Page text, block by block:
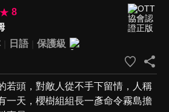
8
日語
保護級
若頭，對敵人從不手下留情，人稱
一天，櫻樹組組長一彥命令霧島擔